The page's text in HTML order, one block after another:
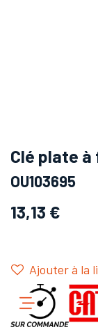
Clé plate à
OU103695
13,13 €
Ajouter à la